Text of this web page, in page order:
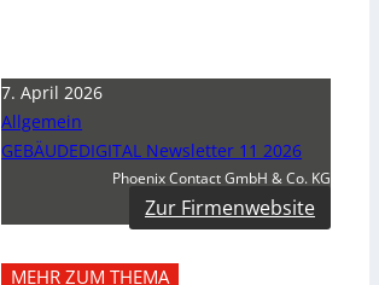
7. April 2026
Allgemein
GEBÄUDEDIGITAL Newsletter 11 2026
Phoenix Contact GmbH & Co. KG
Zur Firmenwebsite
MEHR ZUM THEMA